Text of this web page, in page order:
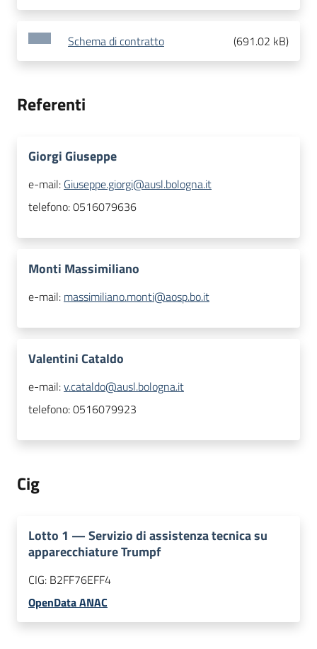
Schema di contratto (691.02 kB)
Referenti
Giorgi Giuseppe
e-mail: Giuseppe.giorgi@ausl.bologna.it
telefono:0516079636
Monti Massimiliano
e-mail: massimiliano.monti@aosp.bo.it
Valentini Cataldo
e-mail:v.cataldo@ausl.bologna.it
telefono:0516079923
Cig
Lotto 1 —Servizio di assistenza tecnica su
apparecchiature Trumpf
CIG: B2FF76EFF4
OpenData ANAC